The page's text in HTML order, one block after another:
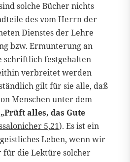
solche Bücher nichts
des vom Herrn der
Dienstes der Lehre
bzw. Ermunterung an
schriftlich festgehalten
verbreitet werden
gilt für sie alle, daß
Menschen unter dem
„Prüft alles, das Gute
5,21). Es ist ein
Leben, wenn wir
die Lektüre solcher